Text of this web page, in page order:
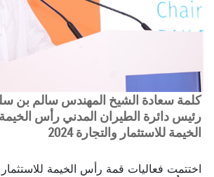
كلمة سعادة الشيخ المهندس سالم بن
رئيس دائرة الطيران المدني رأس
الخيمة للاستثمار والتجارة 2024